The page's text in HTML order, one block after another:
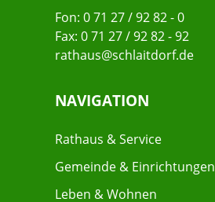
Fon: 0 71 27 / 92 82 - 0
Fax: 0 71 27 / 92 82 - 92
rathaus@schlaitdorf.de
NAVIGATION
Rathaus & Service
Gemeinde & Einrichtungen
Leben & Wohnen